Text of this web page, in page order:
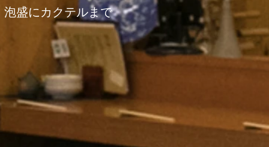
盛にカクテルまで